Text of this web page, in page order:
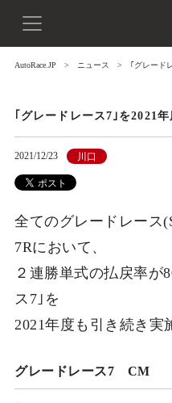
AutoRace.JP ニュース ｢グレード
｢グレードレース7｣を2021
2021/12/23 川口
全てのグレードレース
7Rにおいて、
２連勝単式の払戻率が
ス7｣を
2021年度も引き続き実
グレードレース7 CM